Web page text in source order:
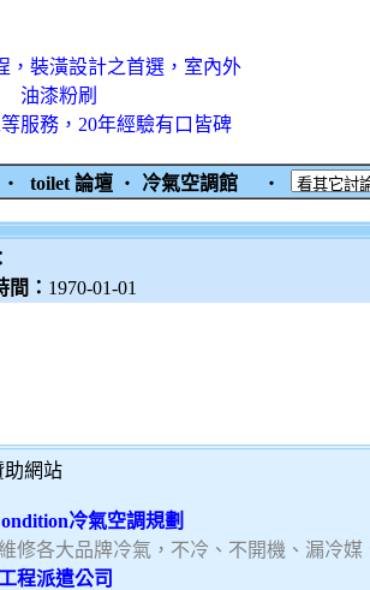
，裝潢設計之首選，室內外
油漆粉刷
服務，20年經驗有口皆碑
‧ toilet 論壇 ‧ 冷氣空調館 ‧
間： 1970-01-01
助網站
冷氣空調規劃
修各大品牌冷氣，不冷、不開機、漏冷
程派遣公司